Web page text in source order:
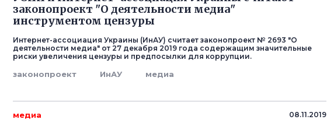
законопроект "О деятельности медиа"
инструментом цензуры
Интернет-ассоциация Украины (ИнАУ) считает законопроект № 2693 "О
деятельности медиа" от 27 декабря 2019 года содержащим значительные
риски увеличения цензуры и предпосылки для коррупции.
законопроект ИнАУ медиа
медиа 08.11.2019